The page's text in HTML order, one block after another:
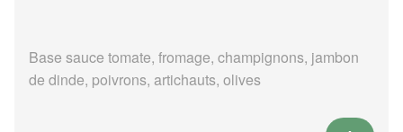
Base sauce tomate, fromage, champignons, jambon
de dinde, poivrons, artichauts, olives